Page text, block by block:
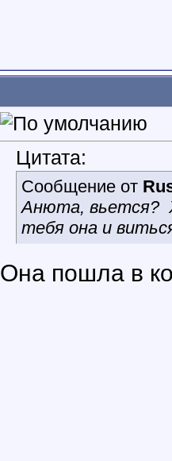
Цитата:
Сообщение от
Анюта, вьется?
тебя она и
Она пошла в